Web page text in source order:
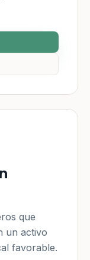
que
un activo
favorable.